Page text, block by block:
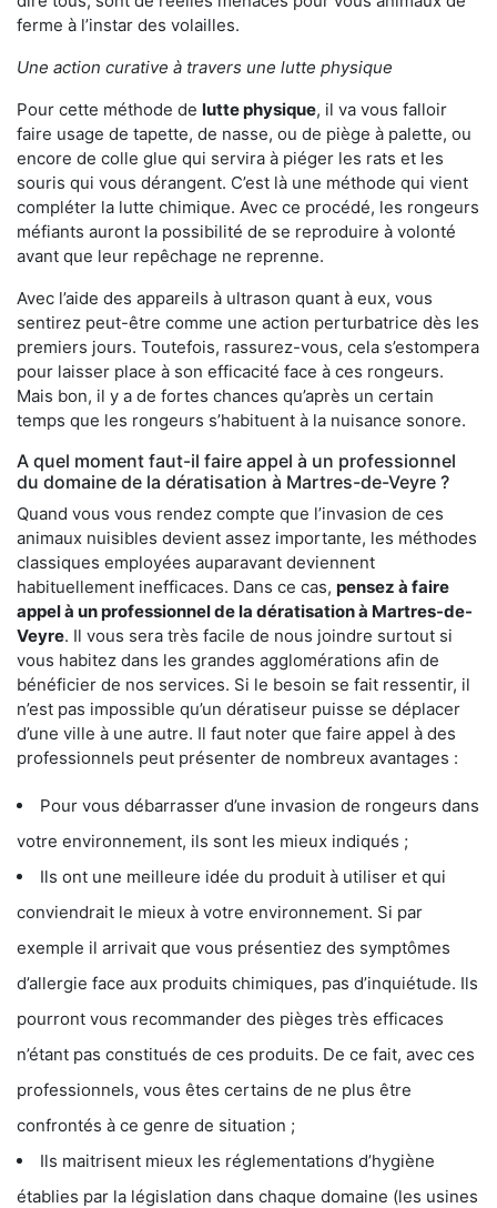
ferme à l’instar des volailles.
Une action curative à travers une lutte physique
Pour cette méthode de lutte physique, il va vous falloir
faire usage de tapette, de nasse, ou de piège à palette, ou
encore de colle glue qui servira à piéger les rats et les
souris qui vous dérangent. C’est là une méthode qui vient
compléter la lutte chimique. Avec ce procédé, les rongeurs
méfiants auront la possibilité de se reproduire à volonté
avant que leur repêchage ne reprenne.
Avec l’aide des appareils à ultrason quant à eux, vous
sentirez peut-être comme une action perturbatrice dès les
premiers jours. Toutefois, rassurez-vous, cela s’estompera
pour laisser place à son efficacité face à ces rongeurs.
Mais bon, il y a de fortes chances qu’après un certain
temps que les rongeurs s’habituent à la nuisance sonore.
A quel moment faut-il faire appel à un professionnel
du domaine de la dératisation à Martres-de-Veyre ?
Quand vous vous rendez compte que l’invasion de ces
animaux nuisibles devient assez importante, les méthodes
classiques employées auparavant deviennent
habituellement inefficaces. Dans ce cas, pensez à faire
appel à un professionnel de la dératisation à Martres-de-
Veyre. Il vous sera très facile de nous joindre surtout si
vous habitez dans les grandes agglomérations afin de
bénéficier de nos services. Si le besoin se fait ressentir, il
n’est pas impossible qu’un dératiseur puisse se déplacer
d’une ville à une autre. Il faut noter que faire appel à des
professionnels peut présenter de nombreux avantages :
Pour vous débarrasser d’une invasion de rongeurs dans
votre environnement, ils sont les mieux indiqués ;
Ils ont une meilleure idée du produit à utiliser et qui
conviendrait le mieux à votre environnement. Si par
exemple il arrivait que vous présentiez des symptômes
d’allergie face aux produits chimiques, pas d’inquiétude. Ils
pourront vous recommander des pièges très efficaces
n’étant pas constitués de ces produits. De ce fait, avec ces
professionnels, vous êtes certains de ne plus être
confrontés à ce genre de situation ;
Ils maitrisent mieux les réglementations d’hygiène
établies par la législation dans chaque domaine (les usines